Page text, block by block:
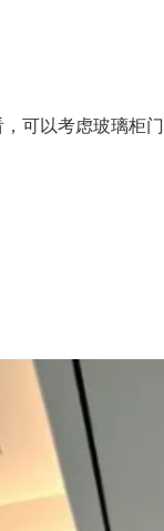
可以考虑玻璃柜门